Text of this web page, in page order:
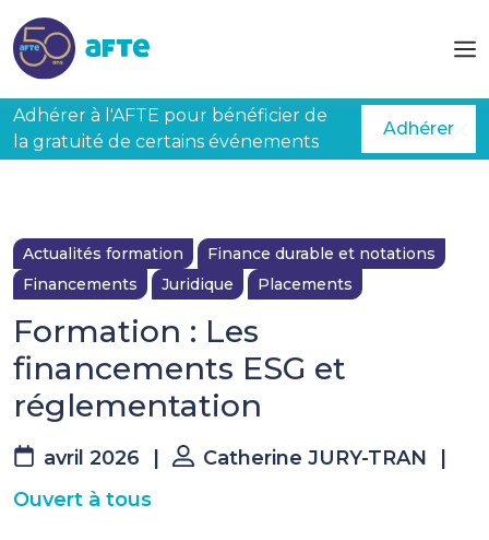
Adhérer à l'AFTE pour bénéficier de
la gratuité de certains événements
Adhérer
Actualités formation
Finance durable et notations
Financements
Juridique Placements
Formation : Les
financements ESG et
réglementation
avril 2026 Catherine JURY-TRAN
Ouvert à tous